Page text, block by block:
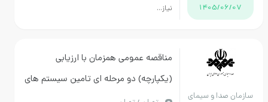
1405/06/07
نیاز...
سازمان صدا و سیمای
مناقصه عمومی همزمان با ارزیابی
(یکپارچه) دو مرحله ای تامین سیستم های